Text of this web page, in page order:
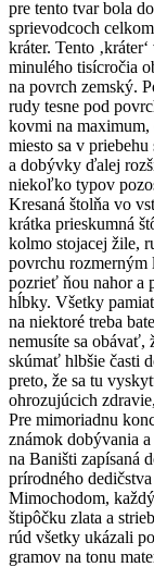
pre tento tvar bola
sprievodcoch
kráter. Tento
minulého tisícročia
na povrch zemský.
rudy tesne pod
kovmi na
miesto sa v
a dobývky ďalej
niekoľko typov
Kresaná štolňa vo
krátka prieskumná
kolmo stojacej žile,
povrchu rozmerným
pozrieť ňou nahor a
hĺbky. Všetky
na niektoré treba
nemusíte sa obávať,
skúmať hlbšie časti
preto, že sa tu
ohrozujúcich
Pre mimoriadnu
známok dobývania
na Baništi zapísaná
prírodného
Mimochodom,
štipôčku zlata a
rúd všetky ukázali
gramov na tonu